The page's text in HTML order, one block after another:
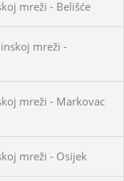
mreži - Belišće
mreži -
mreži - Markovac
mreži - Osijek